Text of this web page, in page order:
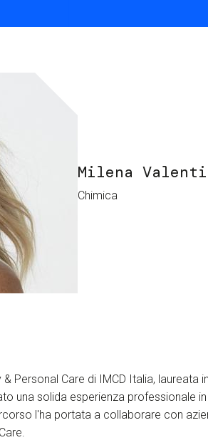
Services and
Contact us
Milena
Chimica
Personal Care di IMCD Italia, laureata
una solida esperienza professionale
l'ha portata a collaborare con